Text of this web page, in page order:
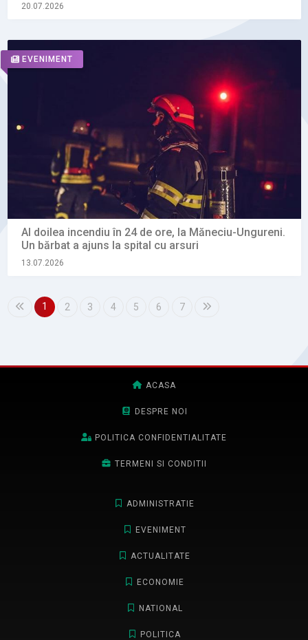
20.07.2026
EVENIMENT
Al doilea incendiu în 24 de ore, la Măneciu-Ungureni.
Un bărbat a ajuns la spital cu arsuri
13.07.2026
1 2 3 4 5 6 7
ACASA
DESPRE NOI
POLITICA CONFIDENTIALITATE
TERMENI SI CONDITII
ADMINISTRATIE
EVENIMENT
ACTUALITATE
ECONOMIE
NATIONAL
POLITICA